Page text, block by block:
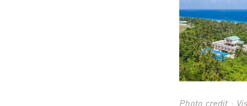
Photo credit :